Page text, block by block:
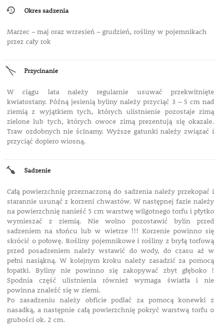
Okres sadzenia
Marzec – maj oraz wrzesień – grudzień, rośliny w pojemnikach
przez cały rok
Przycinanie
W ciągu lata należy regularnie usuwać przekwitnięte
kwiatostany. Późną jesienią byliny należy przyciąć 3 – 5 cm nad
ziemią z wyjątkiem tych, których ulistnienie pozostaje zimą
zielone lub tych, których owoce zimą prezentują się okazale.
Traw ozdobnych nie ścinamy. Wyższe gatunki należy związać i
przyciąć dopiero wiosną.
Sadzenie
Całą powierzchnię przeznaczoną do sadzenia należy przekopać i
starannie usunąć z korzeni chwastów. W następnej fazie należy
na powierzchnię nanieść 5 cm warstwę wilgotnego torfu i płytko
wymieszać z ziemią. Nie wolno pozostawić bylin przed
sadzeniem na słońcu lub w wietrze !!! Korzenie powinno się
skrócić o połowę. Rośliny pojemnikowe i rośliny z bryłą torfową
przed posadzeniem należy wstawić do wody, do czasu aż w
pełni nasiąkną. W kolejnym kroku należy zasadzić za pomocą
łopatki. Byliny nie powinno się zakopywać zbyt głęboko !
Spodnia część ulistnienia również wymaga światła i nie
powinna znaleźć się w ziemi.
Po zasadzeniu należy obficie podlać za pomocą konewki z
nasadką, a następnie całą powierzchnię pokryć warstwą torfu o
grubości ok. 2 cm.